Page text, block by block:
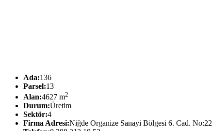
Ada:136
Parsel:13
Alan:4627 m2
Durum:Üretim
Sektör:4
Firma Adresi:Niğde Organize Sanayi Bölgesi 6. Cad. No:22